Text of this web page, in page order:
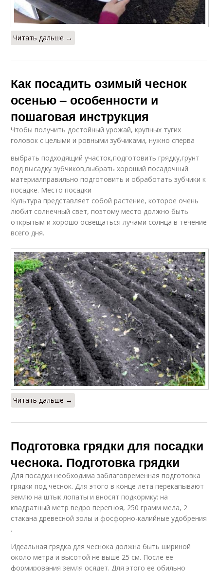
Читать дальше →
Как посадить озимый чеснок
осенью – особенности и
пошаговая инструкция
Чтобы получить достойный урожай, крупных тугих
головок с целыми и ровными зубчиками, нужно сперва
выбрать подходящий участок,подготовить грядку,грунт
под высадку зубчиков,выбрать хороший посадочный
материалправильно подготовить и обработать зубчики к
посадке. Место посадки
Культура представляет собой растение, которое очень
любит солнечный свет, поэтому место должно быть
открытым и хорошо освещаться лучами солнца в течение
всего дня.
Читать дальше →
Подготовка грядки для посадки
чеснока. Подготовка грядки
Для посадки необходима заблаговременная подготовка
грядки под чеснок. Для этого в конце лета перекапывают
землю на штык лопаты и вносят подкормку: на
квадратный метр ведро перегноя, 250 грамм мела, 2
стакана древесной золы и фосфорно-калийные удобрения
.
Идеальная грядка для чеснока должна быть шириной
около метра и высотой не выше 25 см. После ее
формирования земля осядет. Для этого ее обильно